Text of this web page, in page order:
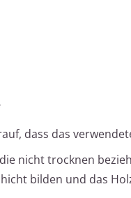
dass das
nicht trocknen
bilden und das